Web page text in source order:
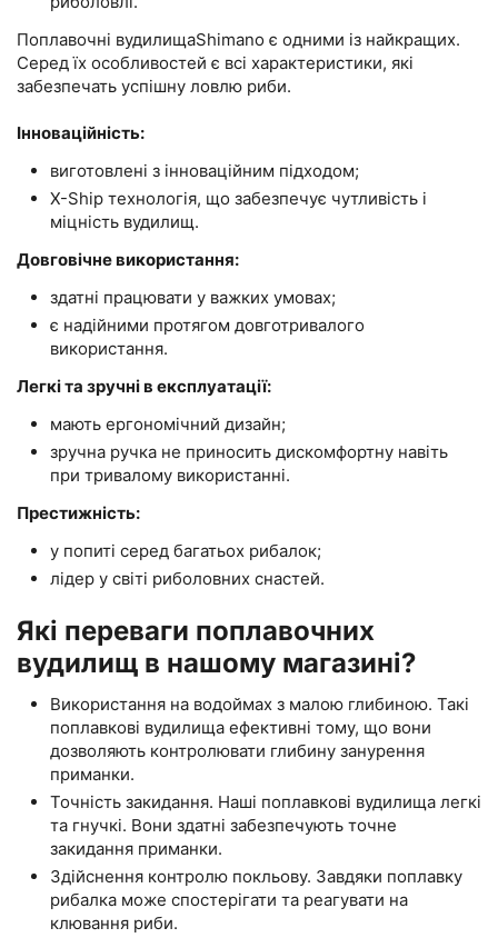
Поплавочні вудилищаShimano є одними із найкращих.
Серед їх особливостей є всі характеристики, які
забезпечать успішну ловлю риби.
Інноваційність:
виготовлені з інноваційним підходом;
X-Ship технологія, що забезпечує чутливість і
міцність вудилищ.
Довговічне використання:
здатні працювати у важких умовах;
є надійними протягом довготривалого
використання.
Легкі та зручні в експлуатації:
мають ергономічний дизайн;
зручна ручка не приносить дискомфортну навіть
при тривалому використанні.
Престижність:
у попиті серед багатьох рибалок;
лідер у світі риболовних снастей.
Які переваги поплавочних
вудилищ в нашому магазині?
Використання на водоймах з малою глибиною. Такі
поплавкові вудилища ефективні тому, що вони
дозволяють контролювати глибину занурення
приманки.
Точність закидання. Наші поплавкові вудилища легкі
та гнучкі. Вони здатні забезпечують точне
закидання приманки.
Здійснення контролю покльову. Завдяки поплавку
рибалка може спостерігати та реагувати на
клювання риби.